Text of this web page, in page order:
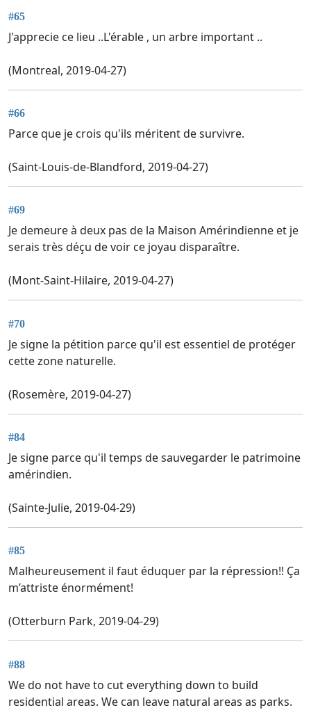
#65
J'apprecie ce lieu ..L'érable , un arbre important ..
(Montreal, 2019-04-27)
#66
Parce que je crois qu'ils méritent de survivre.
(Saint-Louis-de-Blandford, 2019-04-27)
#69
Je demeure à deux pas de la Maison Amérindienne et je
serais très déçu de voir ce joyau disparaître.
(Mont-Saint-Hilaire, 2019-04-27)
#70
Je signe la pétition parce qu'il est essentiel de protéger
cette zone naturelle.
(Rosemère, 2019-04-27)
#84
Je signe parce qu'il temps de sauvegarder le patrimoine
amérindien.
(Sainte-Julie, 2019-04-29)
#85
Malheureusement il faut éduquer par la répression!! Ça
m’attriste énormément!
(Otterburn Park, 2019-04-29)
#88
We do not have to cut everything down to build
residential areas. We can leave natural areas as parks.